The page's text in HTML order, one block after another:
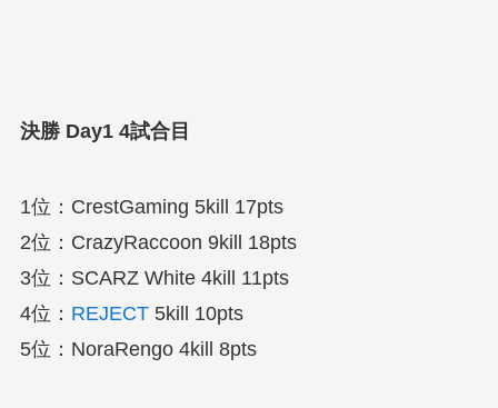
決勝 Day1 4試合目
1位：CrestGaming 5kill 17pts
2位：CrazyRaccoon 9kill 18pts
3位：SCARZ White 4kill 11pts
4位： REJECT5kill 10pts
5位：NoraRengo 4kill 8pts